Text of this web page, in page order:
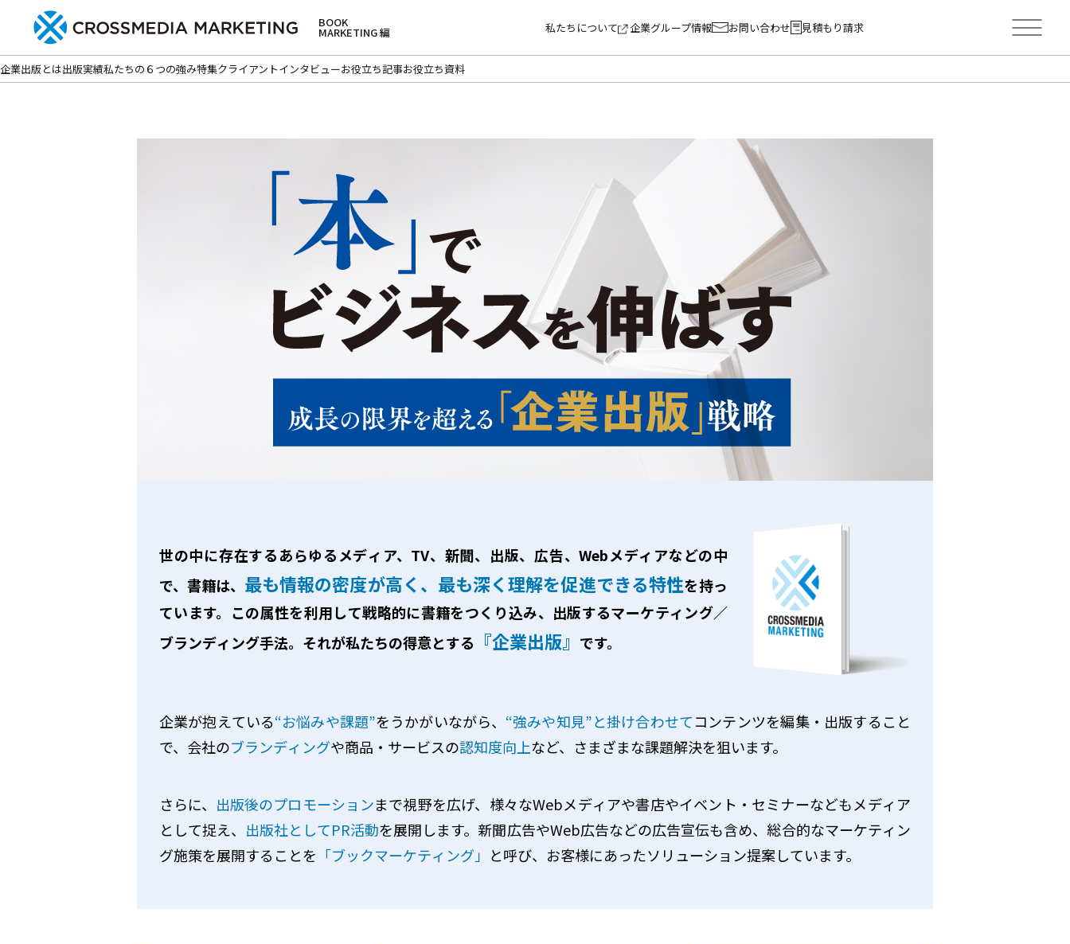
BOOK
MARKETING 編 私たちについて 企業グループ情報 お問い合わせ 見積もり請求
企業出版とは出版実績私たちの６つの強み特集クライアントインタビューお役立ち記事お役立ち資料
世の中に存在するあらゆるメディア、TV、新聞、出版、広告、Webメディアなどの中
で、書籍は、 最も情報の密度が高く、最も深く理解を促進できる特性を持っ
ています。この属性を利用して戦略的に書籍をつくり込み、出版するマーケティング／
ブランディング手法。それが私たちの得意とする 『企業出版』 です。
企業が抱えている“お悩みや課題”をうかがいながら、 “強みや知見”と掛け合わせてコンテンツを編集・出版すること
で、会社のブランディングや商品・サービスの認知度向上など、さまざまな課題解決を狙います。
さらに、 出版後のプロモーションまで視野を広げ、様々なWebメディアや書店やイベント・セミナーなどもメディア
として捉え、 出版社としてPR活動を展開します。新聞広告やWeb広告などの広告宣伝も含め、総合的なマーケティン
グ施策を展開することを 「ブックマーケティング」 と呼び、お客様にあったソリューション提案しています。